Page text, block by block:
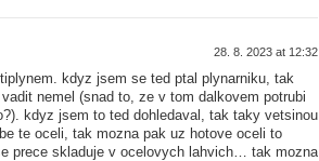
28. 8. 2023 at 12:32
kdyz jsem se ted ptal plynarniku, tak
nemel (snad to, ze v tom dalkovem potrubi
kdyz jsem to ted dohledaval, tak taky vetsinou
te oceli, tak mozna pak uz hotove oceli to
prece skladuje v ocelovych lahvich… tak mozna